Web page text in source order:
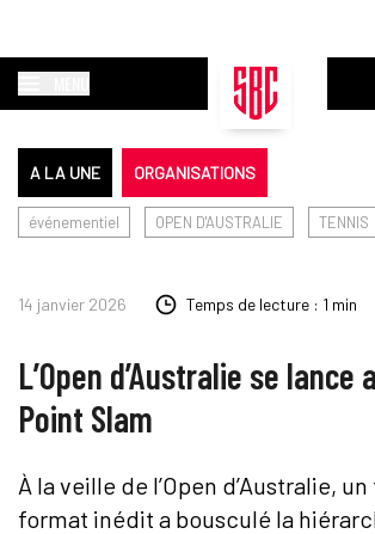
A LA UNE ORGANISATIONS
événementiel OPEN D'AUSTRALIE TENNIS
14 janvier 2026 Temps de lecture : 1 min
L’Open d’Australie se lance
Point Slam
À la veille de l’Open d’Australie,
format inédit a bousculé la